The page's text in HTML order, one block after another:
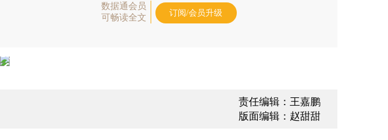
数据通会员
可畅读全文
订阅/会员升级
责任编辑：王嘉鹏
版面编辑：赵甜甜